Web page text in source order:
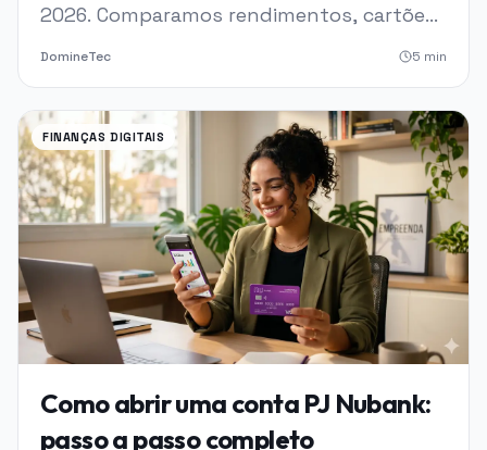
2026. Comparamos rendimentos, cartões
premium, segurança via IA e benefícios
banco ideal.
DomineTec 5 min
FINANÇAS DIGITAIS
Como abrir uma conta PJ Nubank:
passo a passo completo